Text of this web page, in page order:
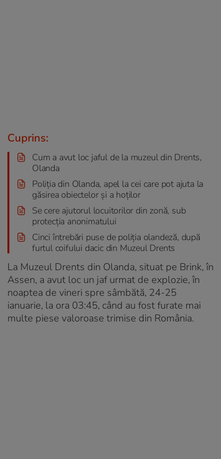
Cuprins:
Cum a avut loc jaful de la muzeul din Drents,
Olanda
Poliția din Olanda, apel la cei care pot ajuta la
găsirea obiectelor și a hoților
Se cere ajutorul locuitorilor din zonă, sub
protecția anonimatului
Cinci întrebări puse de poliția olandeză, după
furtul coifului dacic din Muzeul Drents
La Muzeul Drents din Olanda, situat pe Brink, în
Assen, a avut loc un jaf urmat de explozie, în
noaptea de vineri spre sâmbătă, 24-25
ianuarie, la ora 03:45, când au fost furate mai
multe piese valoroase trimise din România.